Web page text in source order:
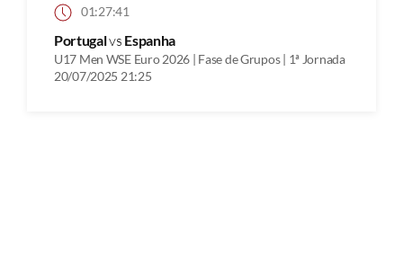
01:27:41
Portugalvs Espanha
U17 Men WSE Euro 2026 | Fase de Grupos | 1ª Jornada
20/07/2025 21:25